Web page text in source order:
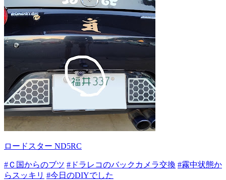
ロードスター ND5RC
#Ｃ国からのブツ #ドラレコのバックカメラ交換 #霧中状態か
らスッキリ #今日のDIYでした